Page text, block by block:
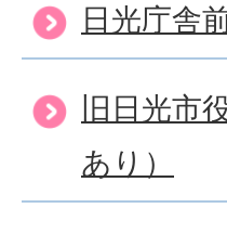
日光庁舎
旧日光市
あり）